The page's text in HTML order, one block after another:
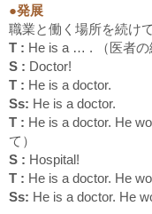
●発展
職業と働く場所を続け
T : He is a … .
（医者
S : Doctor!
T : He is a doctor.
Ss: He is a doctor.
T : He is a doctor. He
て）
S : Hospital!
T : He is a doctor. He
Ss: He is a doctor. He